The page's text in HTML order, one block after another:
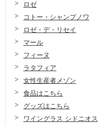
ロゼ
コトー・シャンプノワ
ロゼ・デ・リセイ
マール
フィーヌ
ラタフィア
女性生産者メゾン
食品はこちら
グッズはこちら
ワイングラス シドニオス